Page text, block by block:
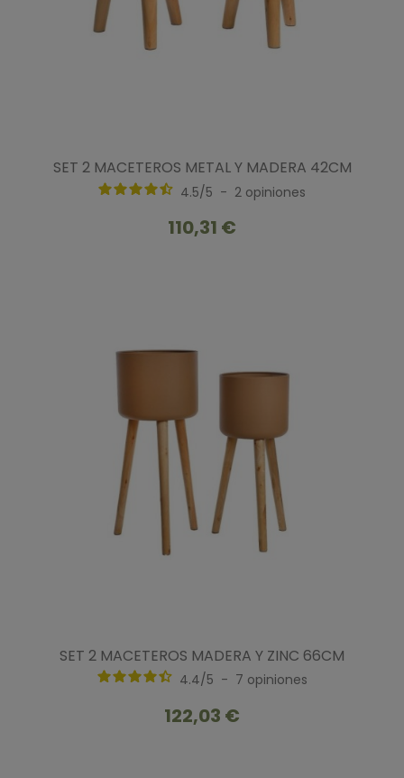
SET 2 MACETEROS METAL Y MADERA 42CM
4.5/5 - 2 opiniones
110,31 €
SET 2 MACETEROS MADERA Y ZINC 66CM
4.4/5 - 7 opiniones
122,03 €